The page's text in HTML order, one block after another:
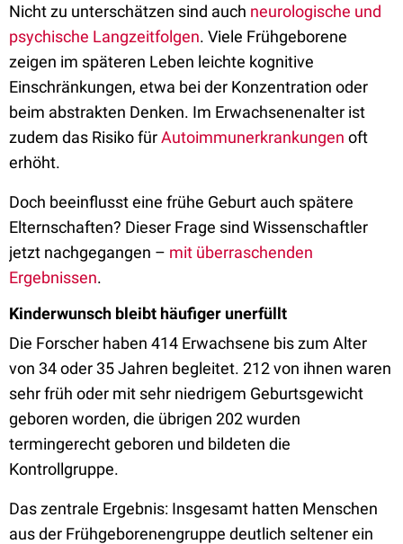
Nicht zu unterschätzen sind auch neurologische und
psychische Langzeitfolgen. Viele Frühgeborene
zeigen im späteren Leben leichte kognitive
Einschränkungen, etwa bei der Konzentration oder
beim abstrakten Denken. Im Erwachsenenalter ist
zudem das Risiko fürAutoimmunerkrankungen oft
erhöht.
Doch beeinflusst eine frühe Geburt auch spätere
Elternschaften? Dieser Frage sind Wissenschaftler
jetzt nachgegangen – mit überraschenden
Ergebnissen.
Kinderwunsch bleibt häufiger unerfüllt
Die Forscher haben 414 Erwachsene bis zum Alter
von 34 oder 35 Jahren begleitet. 212 von ihnen waren
sehr früh oder mit sehr niedrigem Geburtsgewicht
geboren worden, die übrigen 202 wurden
termingerecht geboren und bildeten die
Kontrollgruppe.
Das zentrale Ergebnis: Insgesamt hatten Menschen
aus der Frühgeborenengruppe deutlich seltener ein